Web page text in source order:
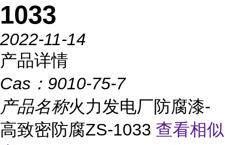
1033
2022-11-14
产品详情
Cas： 9010-75-7
产品名称火力发电厂防腐漆-
高致密防腐ZS-1033 查看相似